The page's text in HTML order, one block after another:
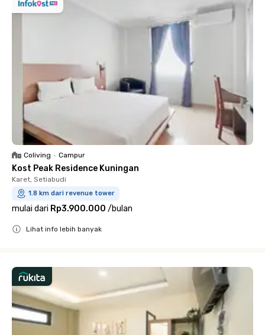
Coliving • Campur
Kost Peak Residence Kuningan
Karet, Setiabudi
1.8 km dari revenue tower
mulai dari Rp3.900.000 /bulan
Lihat info lebih banyak